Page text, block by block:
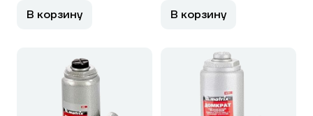
В корзину В корзину